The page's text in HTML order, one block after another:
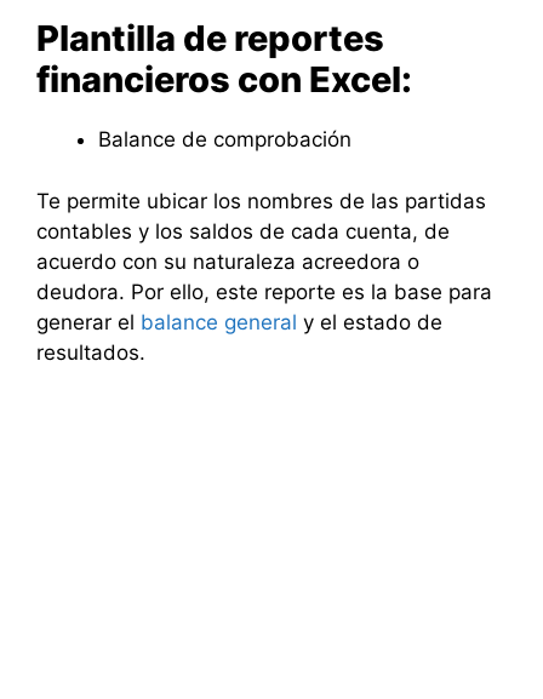
Plantilla de reportes
financieros con Excel:
Balance de comprobación
Te permite ubicar los nombres de las partidas
contables y los saldos de cada cuenta, de
acuerdo con su naturaleza acreedora o
deudora. Por ello, este reporte es la base para
generar el balance general y el estado de
resultados.